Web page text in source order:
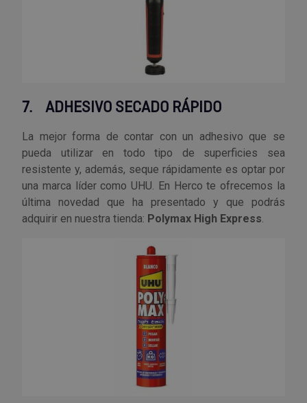
7. ADHESIVO SECADO RÁPIDO
La mejor forma de contar con un adhesivo que se
pueda utilizar en todo tipo de superficies sea
resistente y, además, seque rápidamente es optar por
una marca líder como UHU. En Herco te ofrecemos la
última novedad que ha presentado y que podrás
adquirir en nuestra tienda: Polymax High Express.